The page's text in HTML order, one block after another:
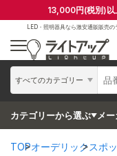
13,000円(税別)以
LED・照明器具なら激安通販販売の
すべてのカテゴリー
カテゴリーから選ぶ メ
TOPオーデリックスポ